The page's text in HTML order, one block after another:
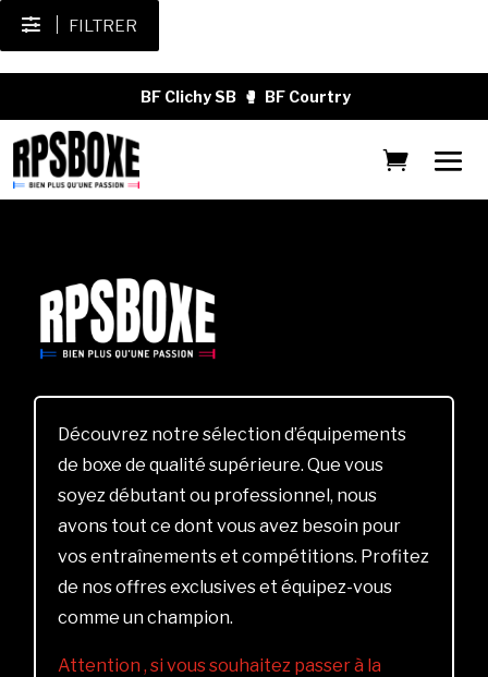
FILTRER
BF Clichy SB 🥊 BF Courtry
Découvrez notre sélection d’équipements
de boxe de qualité supérieure. Que vous
soyez débutant ou professionnel, nous
avons tout ce dont vous avez besoin pour
vos entraînements et compétitions. Profitez
de nos offres exclusives et équipez-vous
comme un champion.
Attention , si vous souhaitez passer à la